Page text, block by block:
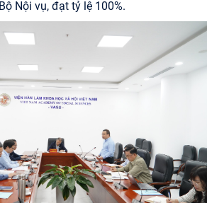
Nội vụ, đạt tỷ lệ 100%.